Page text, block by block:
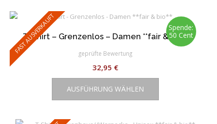
werden
Spende:
50 Cent
FAST AUSVERKAUFT
T-Shirt – Grenzenlos – Damen **fair & bio**
geprüfte Bewertung
32,95 €
AUSFÜHRUNG WÄHLEN
Dieses
weist